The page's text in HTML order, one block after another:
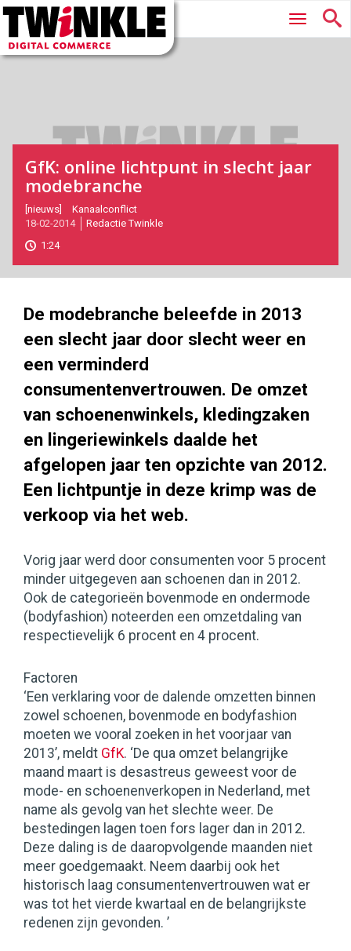
Twinkle
Digital
Commerce
Hoofdmenu
GfK: online lichtpunt in slecht jaar
modebranche
2014-
02-
18T17:02:00
2017-
11-
[nieuws]
Kanaalconflict
18-02-2014
Redactie Twinkle
1:24
De modebranche beleefde in 2013
een slecht jaar door slecht weer en
een verminderd
consumentenvertrouwen. De omzet
van schoenenwinkels, kledingzaken
en lingeriewinkels daalde het
afgelopen jaar ten opzichte van 2012.
Een lichtpuntje in deze krimp was de
verkoop via het web.
Vorig jaar werd door consumenten voor 5 procent
minder uitgegeven aan schoenen dan in 2012.
Ook de categorieën bovenmode en ondermode
(bodyfashion) noteerden een omzetdaling van
respectievelijk 6 procent en 4 procent.
Factoren
‘Een verklaring voor de dalende omzetten binnen
zowel schoenen, bovenmode en bodyfashion
moeten we vooral zoeken in het voorjaar van
2013’, meldt GfK. ‘De qua omzet belangrijke
maand maart is desastreus geweest voor de
mode- en schoenenverkopen in Nederland, met
name als gevolg van het slechte weer. De
bestedingen lagen toen fors lager dan in 2012.
Deze daling is de daaropvolgende maanden niet
meer goedgemaakt. Neem daarbij ook het
historisch laag consumentenvertrouwen wat er
was tot het vierde kwartaal en de belangrijkste
redenen zijn gevonden. ’